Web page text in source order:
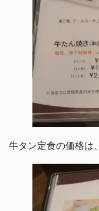
牛タン定食の価格は